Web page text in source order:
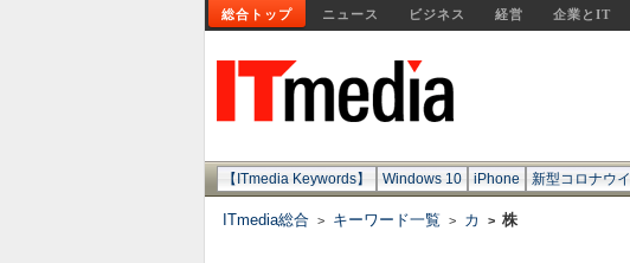
総合トップ ニュース ビジネス 経営 企業とIT
【ITmedia Keywords】 Windows 10 iPhone 新型コロナウ
ITmedia総合 > キーワード一覧 > カ > 株